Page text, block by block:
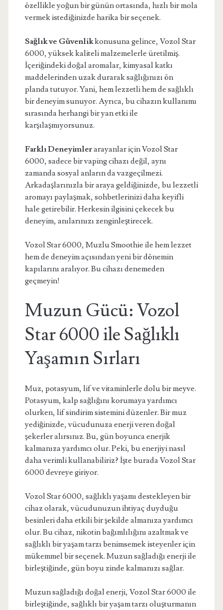
özellikle yoğun bir günün ortasında, hızlı bir mola
vermek istediğinizde harika bir seçenek.
Sağlık ve Güvenlikkonusuna gelince, Vozol Star
6000, yüksek kaliteli malzemelerle üretilmiş.
İçeriğindeki doğal aromalar, kimyasal katkı
maddelerinden uzak durarak sağlığınızı ön
planda tutuyor. Yani, hem lezzetli hem de sağlıklı
bir deneyim sunuyor. Ayrıca, bu cihazın kullanımı
sırasında herhangi bir yan etki ile
karşılaşmıyorsunuz.
Farklı Deneyimlerarayanlar için Vozol Star
6000, sadece bir vaping cihazı değil, aynı
zamanda sosyal anların da vazgeçilmezi.
Arkadaşlarınızla bir araya geldiğinizde, bu lezzetli
aromayı paylaşmak, sohbetlerinizi daha keyifli
hale getirebilir. Herkesin ilgisini çekecek bu
deneyim, anılarınızı zenginleştirecek.
Vozol Star 6000, Muzlu Smoothie ile hem lezzet
hem de deneyim açısından yeni bir dönemin
kapılarını aralıyor. Bu cihazı denemeden
geçmeyin!
Muzun Gücü: Vozol
Star 6000 ile Sağlıklı
Yaşamın Sırları
Muz, potasyum, lif ve vitaminlerle dolu bir meyve.
Potasyum, kalp sağlığını korumaya yardımcı
olurken, lif sindirim sistemini düzenler. Bir muz
yediğinizde, vücudunuza enerji veren doğal
şekerler alırsınız. Bu, gün boyunca enerjik
kalmanıza yardımcı olur. Peki, bu enerjiyi nasıl
daha verimli kullanabiliriz? İşte burada Vozol Star
6000 devreye giriyor.
Vozol Star 6000, sağlıklı yaşamı destekleyen bir
cihaz olarak, vücudunuzun ihtiyaç duyduğu
besinleri daha etkili bir şekilde almanıza yardımcı
olur. Bu cihaz, nikotin bağımlılığını azaltmak ve
sağlıklı bir yaşam tarzı benimsemek isteyenler için
mükemmel bir seçenek. Muzun sağladığı enerji ile
birleştiğinde, gün boyu zinde kalmanızı sağlar.
Muzun sağladığı doğal enerji, Vozol Star 6000 ile
birleştiğinde, sağlıklı bir yaşam tarzı oluşturmanın